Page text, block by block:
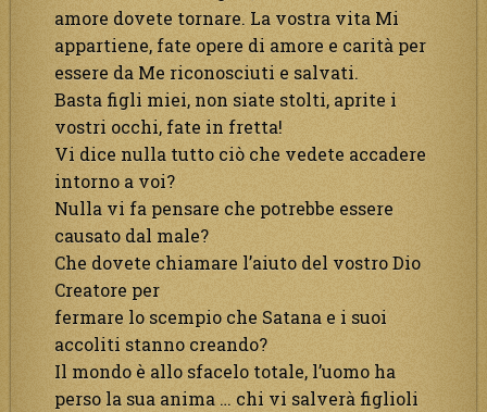
amore dovete tornare. La vostra vita Mi
appartiene, fate opere di amore e carità per
essere da Me riconosciuti e salvati.
Basta figli miei, non siate stolti, aprite i
vostri occhi, fate in fretta!
Vi dice nulla tutto ciò che vedete accadere
intorno a voi?
Nulla vi fa pensare che potrebbe essere
causato dal male?
Che dovete chiamare l’aiuto del vostro Dio
Creatore per
fermare lo scempio che Satana e i suoi
accoliti stanno creando?
Il mondo è allo sfacelo totale, l’uomo ha
perso la sua anima … chi vi salverà figlioli